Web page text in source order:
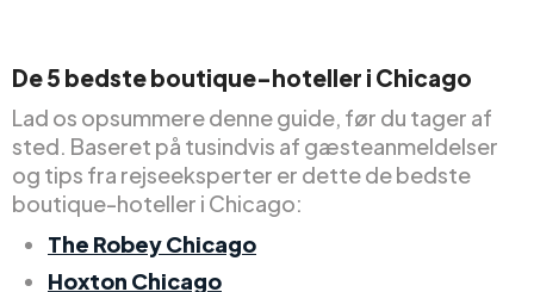
De 5 bedste boutique-hoteller i Chicago
Lad os opsummere denne guide, før du tager af
sted. Baseret på tusindvis af gæsteanmeldelser
og tips fra rejseeksperter er dette de bedste
boutique-hoteller i Chicago:
The Robey Chicago
Hoxton Chicago